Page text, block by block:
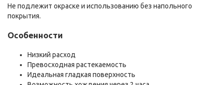
Не подлежит окраске и использованию без напольного
покрытия.
Особенности
Низкий расход
Превосходная растекаемость
Идеальная гладкая поверхность